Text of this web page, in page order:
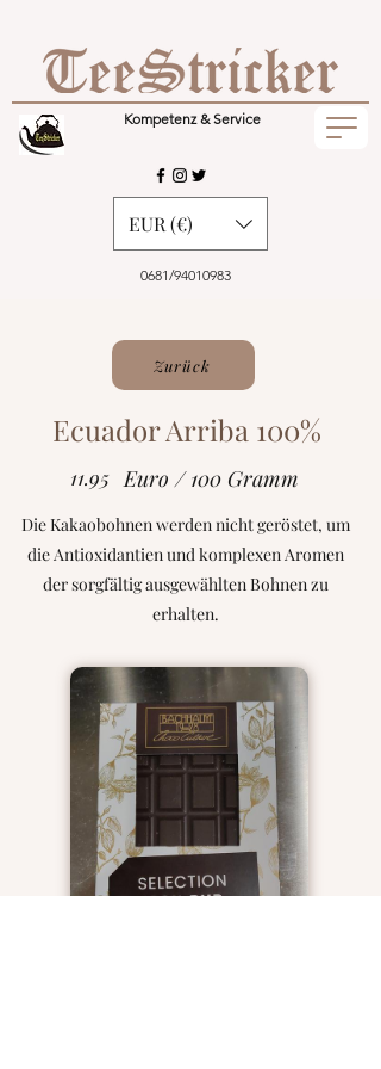
Kompetenz & Service
0681/94010983
EUR (€)
Zurück
Ecuador Arriba 100%
11.95 Euro / 100 Gramm
Die Kakaobohnen werden nicht geröstet, um
die Antioxidantien und komplexen Aromen
der sorgfältig ausgewählten Bohnen zu
erhalten.